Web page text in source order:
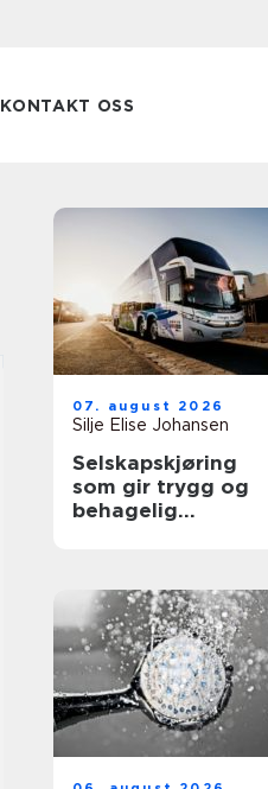
KONTAKT OSS
07. august 2026
Silje Elise Johansen
Selskapskjøring
som gir trygg og
behagelig